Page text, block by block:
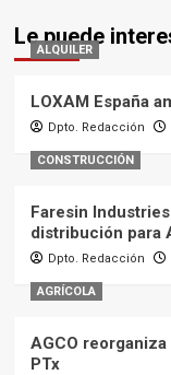
Le puede
ALQUILER
LOXAM España
Dpto. Redacción
CONSTRUCCIÓN
Faresin
distribución para
Dpto. Redacción
AGRÍCOLA
AGCO
PTx